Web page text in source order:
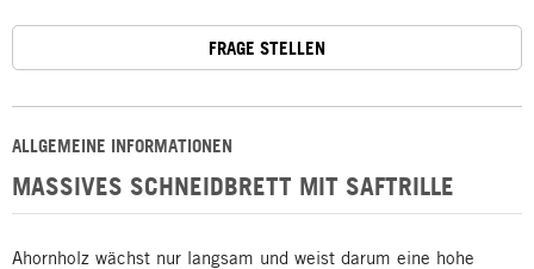
ALLGEMEINE INFORMATIONEN
MASSIVES SCHNEIDBRETT MIT SAFTRILLE
Ahornholz wächst nur langsam und weist darum eine hohe
FRAGE STELLEN